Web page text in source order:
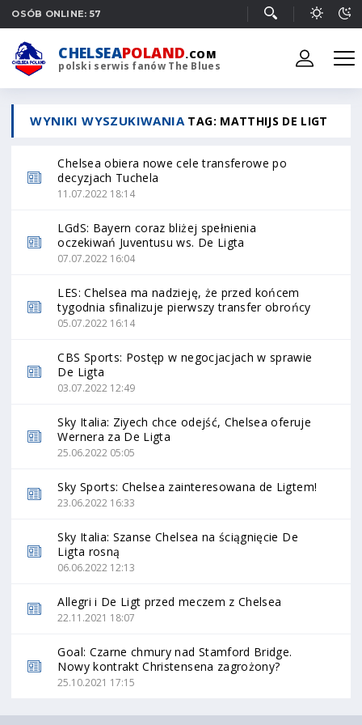
OSÓB ONLINE: 57
CHELSEAPOLAND.COM
polski serwis fanów The Blues
WYNIKI WYSZUKIWANIA TAG: MATTHIJS DE LIGT
Chelsea obiera nowe cele transferowe po
decyzjach Tuchela
11.07.2022 18:14
LGdS: Bayern coraz bliżej spełnienia
oczekiwań Juventusu ws. De Ligta
07.07.2022 16:04
LES: Chelsea ma nadzieję, że przed końcem
tygodnia sfinalizuje pierwszy transfer obrońcy
05.07.2022 16:14
CBS Sports: Postęp w negocjacjach w sprawie
De Ligta
03.07.2022 12:49
Sky Italia: Ziyech chce odejść, Chelsea oferuje
Wernera za De Ligta
25.06.2022 05:05
Sky Sports: Chelsea zainteresowana de Ligtem!
23.06.2022 16:33
Sky Italia: Szanse Chelsea na ściągnięcie De
Ligta rosną
06.06.2022 12:13
Allegri i De Ligt przed meczem z Chelsea
22.11.2021 18:07
Goal: Czarne chmury nad Stamford Bridge.
Nowy kontrakt Christensena zagrożony?
25.10.2021 17:15